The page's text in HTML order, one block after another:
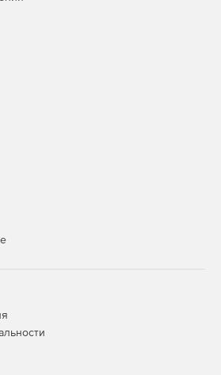
плазменной, кислородной резки и
с ЧПУ.
5D и 6D резки на станках с
обработки дерева на
из дерева.
с CAD, CAPP и PLM
экспорт данных, интеграция